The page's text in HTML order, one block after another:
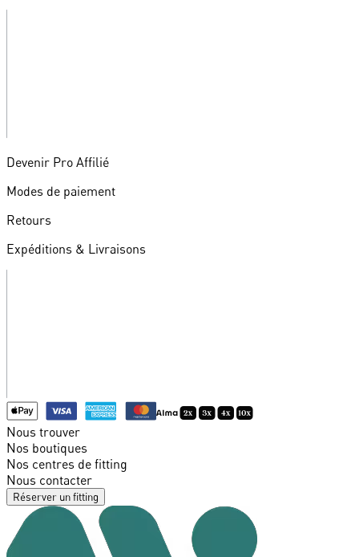
Devenir Pro Affilié
Modes de paiement
Retours
Expéditions & Livraisons
Nous trouver
Nos boutiques
Nos centres de fitting
Nous contacter
Réserver un fitting